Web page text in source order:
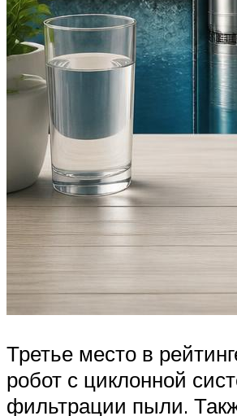
Третье место в
робот с циклонной
фильтрации пыли.